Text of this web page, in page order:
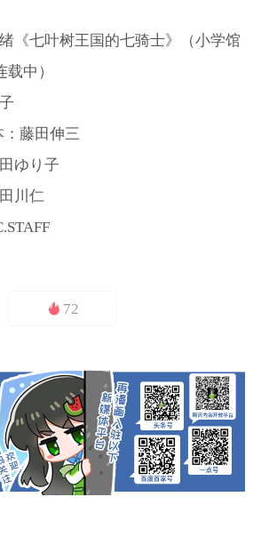
《七叶树王国的七骑士》（小学馆
载中）
：藤田伸三
ゆり子
川仁
72